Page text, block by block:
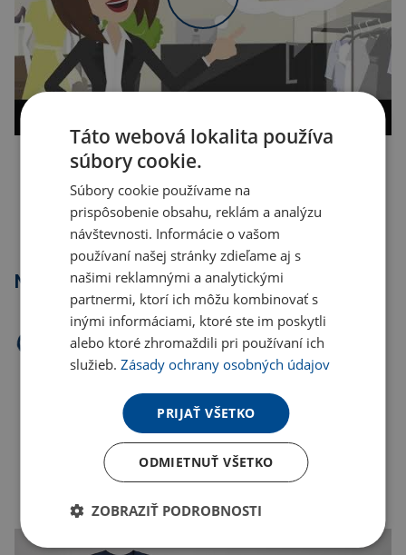
Kopírovať odkaz
Najpredávanejšie
Táto webová lokalita používa
súbory cookie.
Súbory cookie používame na
prispôsobenie obsahu, reklám a analýzu
návštevnosti. Informácie o vašom
používaní našej stránky zdieľame aj s
našimi reklamnými a analytickými
partnermi, ktorí ich môžu kombinovať s
inými informáciami, ktoré ste im poskytli
alebo ktoré zhromaždili pri používaní ich
služieb.Zásady ochrany osobných údajov
PRIJAŤ VŠETKO
ODMIETNUŤ VŠETKO
ZOBRAZIŤ PODROBNOSTI